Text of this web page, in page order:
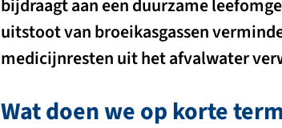
bijdraagt aan een duurzame
uitstoot van broeikasgassen
medicijnresten uit het afvalwater
Wat doen we op korte